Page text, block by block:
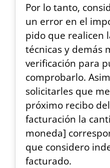
Por lo tanto,
un error en el
pido que realicen
técnicas y demás
verificación para
comprobarlo.
solicitarles que
próximo recibo
facturación la
moneda]
que considero
facturado.